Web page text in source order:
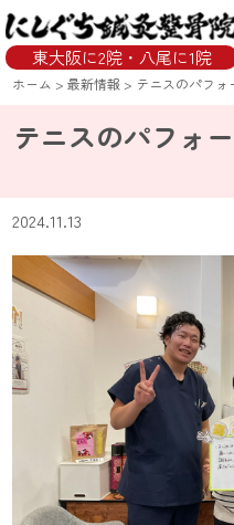
東大阪に2院・八尾に1院
ホーム >最新情報 > テニスのパフォ
テニスのパフォ
2024.11.13